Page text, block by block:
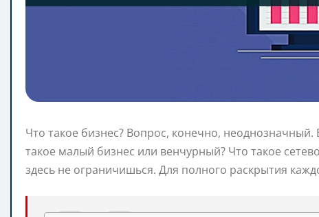
Что такое бизнес? Вопрос, конечно,
такое малый бизнес или венчурный? Что такое
здесь не ограничишься. Для полного раскрытия